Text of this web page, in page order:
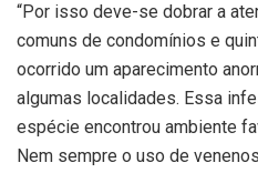
“Por isso deve-se dobrar a
comuns de condomínios e
ocorrido um aparecimento
algumas localidades. Essa
espécie encontrou ambiente
Nem sempre o uso de